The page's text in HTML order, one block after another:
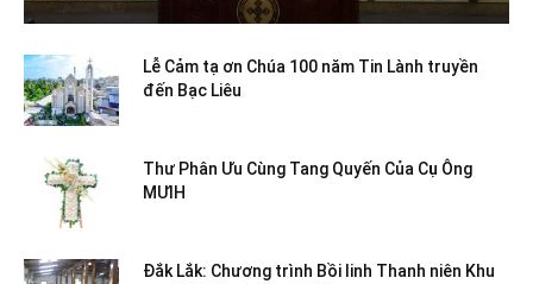
Lễ Cảm tạ ơn Chúa 100 năm Tin Lành truyền
đến Bạc Liêu
Thư Phân Ưu Cùng Tang Quyến Của Cụ Ông
MƯIH
Đắk Lắk: Chương trình Bồi linh Thanh niên Khu